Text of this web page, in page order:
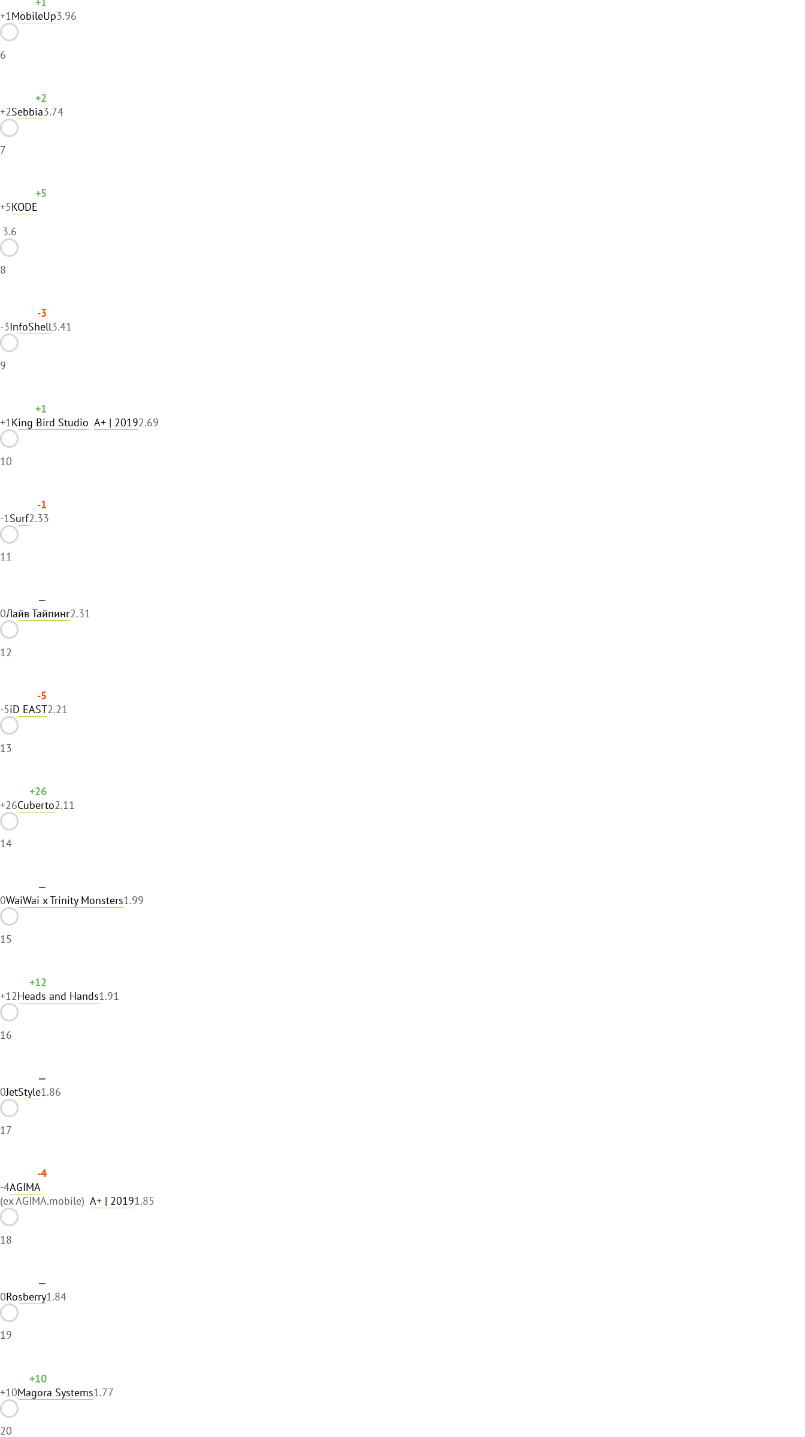
+1MobileUp3.96
6
+2
+2Sebbia3.74
7
+5
+5KODE
3.6
8
-3
-3InfoShell3.41
9
+1
+1King Bird Studio A+ | 20192.69
10
-1
-1Surf2.33
11
—
0Лайв Тайпинг2.31
12
-5
-5iD EAST2.21
13
+26
+26Cuberto2.11
14
—
0WaiWai x Trinity Monsters1.99
15
+12
+12Heads and Hands1.91
16
—
0JetStyle1.86
17
-4
-4AGIMA
(ex AGIMA.mobile) A+ | 20191.85
18
—
0Rosberry1.84
19
+10
+10Magora Systems1.77
20